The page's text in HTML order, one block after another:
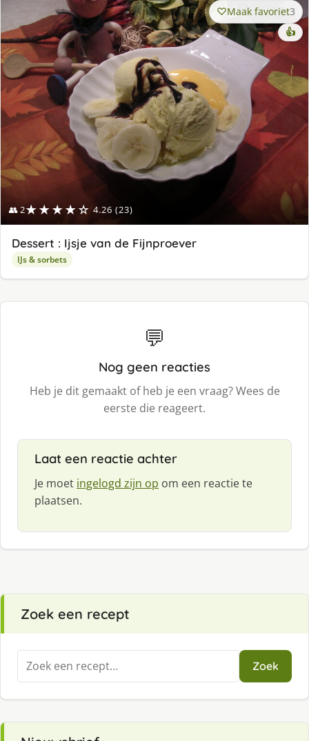
👥 2★★★★☆ 4.26 (23)
Maak favoriet3
👍
Dessert : Ijsje van de Fijnproever
IJs & sorbets
💬
Nog geen reacties
Heb je dit gemaakt of heb je een vraag? Wees de
eerste die reageert.
Laat een reactie achter
Je moet ingelogd zijn op om een reactie te
plaatsen.
Zoek een recept
Zoeken
naar:
Zoek